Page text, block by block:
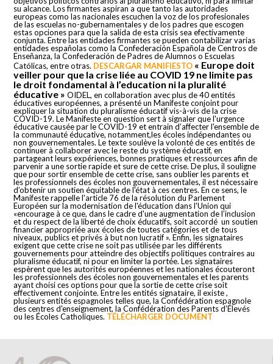
su alcance. Los firmantes aspiran a que tanto las autoridades
europeas como las nacionales escuchen la voz de los profesionales
de las escuelas no-gubernamentales y de los padres que escogen
estas opciones para que la salida de esta crisis sea efectivamente
conjunta. Entre las entidades firmantes se pueden contabilizar varias
entidades españolas como la Confederación Española de Centros de
Enseñanza, la Confederación de Padres de Alumnos o Escuelas
Católicas, entre otras. DESCARGAR MANIFIESTO « Europe doit
veiller pour que la crise liée au COVID 19 ne limite pas
le droit fondamental à l’education ni la pluralité
éducative » OIDEL, en collaboration avec plus de 40 entités
éducatives européennes, a présenté un Manifeste conjoint pour
expliquer la situation du pluralisme éducatif vis-à-vis de la crise
COVID-19. Le Manifeste en question sert à signaler que l'urgence
éducative causée par le COVID-19 et entrain d’affecter l'ensemble de
la communauté éducative, notamment,les écoles indépendantes ou
non gouvernementales. Le texte soulève la volonté de ces entités de
continuer à collaborer avec le reste du système éducatif, en
partageant leurs expériences, bonnes pratiques et ressources afin de
parvenir a une sortie rapide et sure de cette crise. De plus, il souligne
que pour sortir ensemble de cette crise, sans oublier les parents et
les professionnels des écoles non gouvernementales, il est nécessaire
d’obtenir un soutien équitable de l'état à ces centres. En ce sens, le
Manifeste rappelle l'article 76 de la résolution du Parlement
Européen sur la modernisation de l'éducation dans l'Union qui
«encourage à ce que, dans le cadre d'une augmentation de l’inclusion
et du respect de la liberté de choix éducatifs, soit accordé un soutien
financier appropriée aux écoles de toutes catégories et de tous
niveaux, publics et privés à but non lucratif ». Enfin, les signataires
exigent que cette crise ne soit pas utilisée par les différents
gouvernements pour atteindre des objectifs politiques contraires au
pluralisme éducatif, ni pour en limiter la portée. Les signataires
espèrent que les autorités européennes et les nationales écouteront
les professionnels des écoles non gouvernementales et les parents
ayant choisi ces options pour que la sortie de cette crise soit
effectivement conjointe. Entre les entités signataire, il existe ,
plusieurs entités espagnoles telles que, la Confédération espagnole
des centres d'enseignement, la Confédération des Parents d’Élevés
ou les Écoles Catholiques. TÉLÉCHARGER DOCUMENT